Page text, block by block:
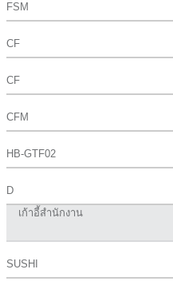
FSM
CF
CF
CFM
HB-GTF02
D
เก้าอี้สำนักงาน
SUSHI